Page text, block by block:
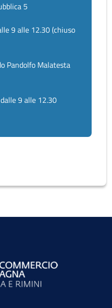
5
9 alle 12.30 (chiuso
Pandolfo Malatesta
9 alle 12.30